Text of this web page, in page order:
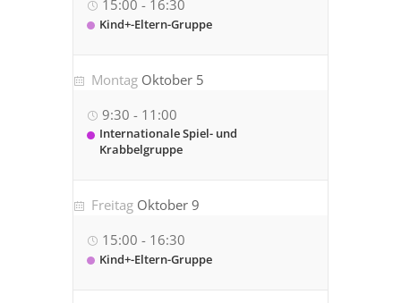
15:00 - 16:30
Kind+-Eltern-Gruppe
Montag Oktober 5
9:30 - 11:00
Internationale Spiel- und
Krabbelgruppe
Freitag Oktober 9
15:00 - 16:30
Kind+-Eltern-Gruppe